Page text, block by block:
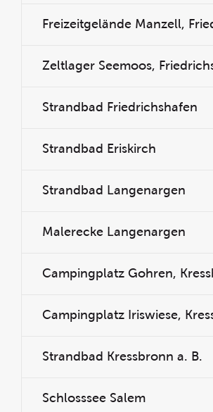
Freizeitgelände Manzell,
Zeltlager Seemoos,
Strandbad Friedrichshafen
Strandbad Eriskirch
Strandbad Langenargen
Malerecke Langenargen
Campingplatz Gohren,
Campingplatz Iriswiese,
Strandbad Kressbronn a. B.
Schlosssee Salem